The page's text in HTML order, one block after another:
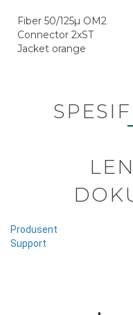
Fiber 50/125µ OM2
Connector 2xST
Jacket orange
Produsent
Support